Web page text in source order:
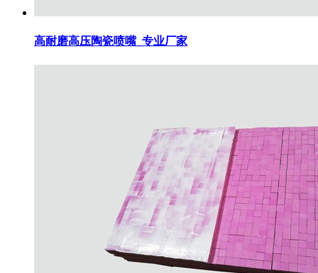
高耐磨高压陶瓷喷嘴_专业厂家